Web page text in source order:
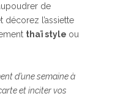
de
décorez l’assiette
thaï style ou
d’une semaine à
et inciter vos